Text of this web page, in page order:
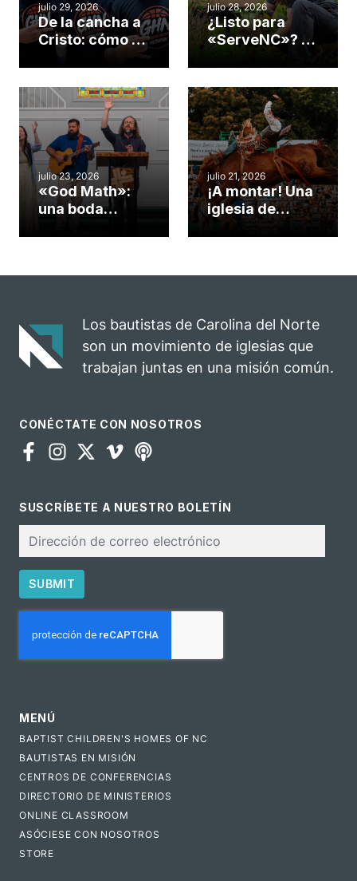
julio 29, 2026
De la cancha a
Cristo: cómo el
gimnasio de
Cary se
convirtió en un
insólito campo
misionero te
cuento
julio 28, 2026
¿Listo para
«ServeNC»? 4
obra de Dios
durante la
Semana
ServeNC
julio 23, 2026
«God Math»:
una boda
celebra el
julio 21, 2026
¡A montar! Una
iglesia de
rodeo anual en
para el
ministerio
Los bautistas de Carolina del Norte
son un movimiento de iglesias que
trabajan juntas en una misión común.
CONÉCTATE CON NOSOTROS
SUSCRÍBETE A NUESTRO BOLETÍN
electrónico
SUBMIT
MENÚ
BAPTIST CHILDREN'S HOMES OF NC
BAUTISTAS EN MISIÓN
CENTROS DE CONFERENCIAS
DIRECTORIO DE MINISTERIOS
ONLINE CLASSROOM
ASÓCIESE CON NOSOTROS
STORE